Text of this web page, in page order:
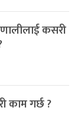
कसरी
काम गर्छ ?